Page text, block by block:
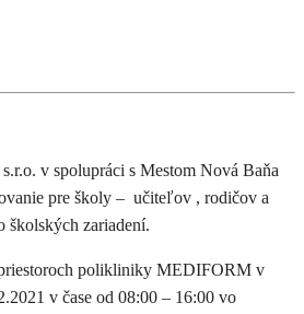
v spolupráci s Mestom Nová Baňa
pre školy – učiteľov , rodičov a
školských zariadení.
polikliniky MEDIFORM v
v čase od 08:00 – 16:00 vo